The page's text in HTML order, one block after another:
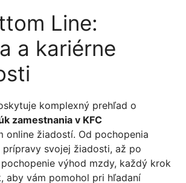
Line:
a kariérne
komplexný prehľad o
zamestnania v KFC
online žiadostí. Od pochopenia
svojej žiadosti, až po
výhod mzdy, každý krok
aby vám pomohol pri hľadaní